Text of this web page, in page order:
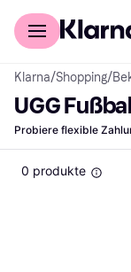
Für Shopper
Klarna/Shopping/
UGG
Probiere flexible
0 produkte